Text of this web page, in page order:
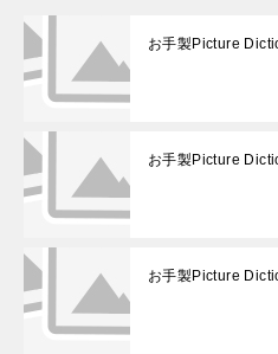
お手製Picture
お手製Picture
お手製Picture